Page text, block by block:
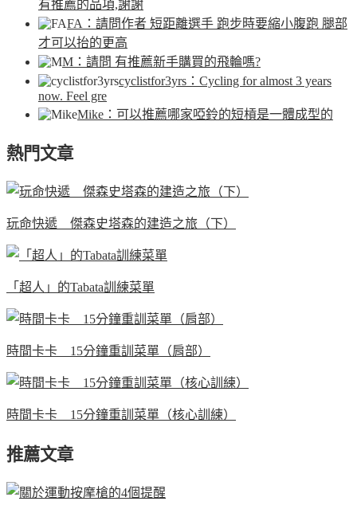
有推薦的品項,謝謝
FA ：請問作者 短距離選手 跑步時要縮小腹跑 腿部
才可以抬的更高
M ：請問 有推薦新手購買的飛輪嗎?
cyclistfor3yrs ：Cycling for almost 3 years
now. Feel gre
Mike ：可以推薦哪家啞鈴的短槓是一體成型的
熱門文章
玩命快遞 傑森史塔森的建造之旅（下）
「超人」的Tabata訓練菜單
時間卡卡 15分鐘重訓菜單（肩部）
時間卡卡 15分鐘重訓菜單（核心訓練）
推薦文章